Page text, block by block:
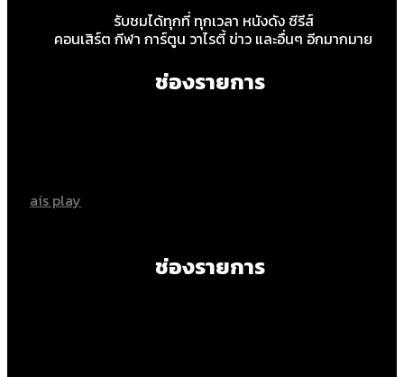
รับชมได้ทุกที่ ทุกเวลา หนังดัง ซีรีส์
คอนเสิร์ต กีฬา การ์ตูน วาไรตี้ ข่าว และอื่นๆ อีกมากมาย
ช่องรายการ
ais play
ช่องรายการ